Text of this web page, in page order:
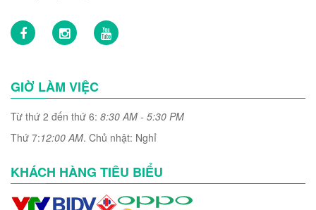
GIỜ LÀM VIỆC
Từ thứ 2 đến thứ 6: 8:30 AM - 5:30 PM
Thứ 7:12:00 AM. Chủ nhật: Nghỉ
KHÁCH HÀNG TIÊU BIỂU